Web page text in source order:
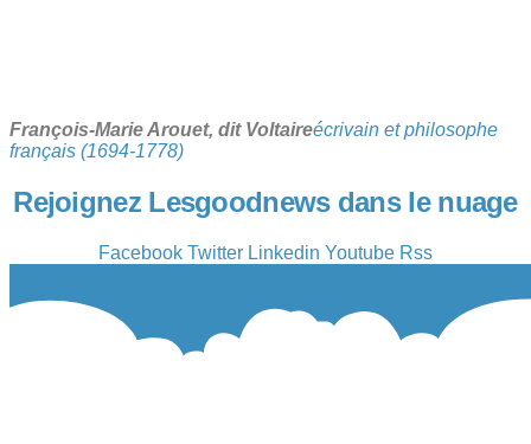
François-Marie Arouet, dit Voltaireécrivain et philosophe
français (1694-1778)
Rejoignez Lesgoodnews dans le nuage
Facebook Twitter Linkedin Youtube Rss